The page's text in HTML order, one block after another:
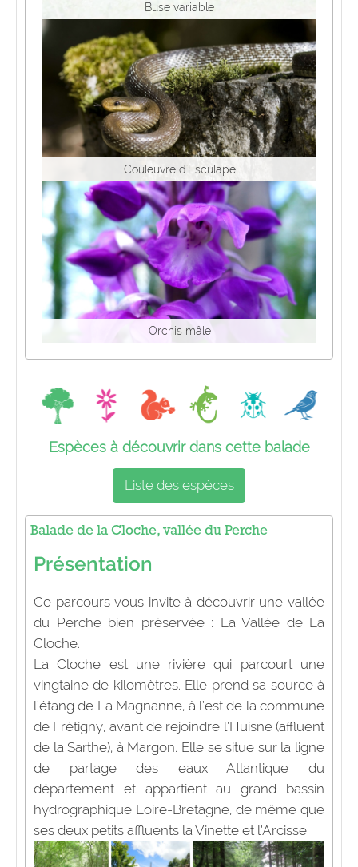
Buse variable
Couleuvre d'Esculape
Orchis mâle
Espèces à découvrir dans cette balade
Liste des espèces
Balade de la Cloche, vallée du Perche
Présentation
Ce parcours vous invite à découvrir une vallée
du Perche bien préservée : La Vallée de La
Cloche.
La Cloche est une rivière qui parcourt une
vingtaine de kilomètres. Elle prend sa source à
l’étang de La Magnanne, à l’est de la commune
de Frétigny, avant de rejoindre l’Huisne (affluent
de la Sarthe), à Margon. Elle se situe sur la ligne
de partage des eaux Atlantique du
département et appartient au grand bassin
hydrographique Loire-Bretagne, de même que
ses deux petits affluents la Vinette et l’Arcisse.